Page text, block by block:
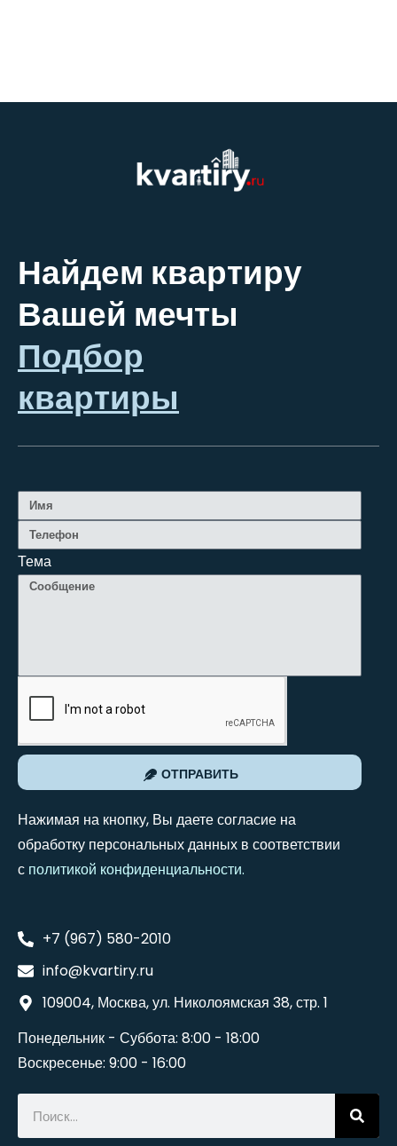
Найдем квартиру
Вашей мечты
Подбор
квартиры
Тема
ОТПРАВИТЬ
Нажимая на кнопку, Вы даете согласие на
обработку персональных данных в соответствии
с политикой конфиденциальности.
+7 (967) 580-2010
info@kvartiry.ru
109004, Москва, ул. Николоямская 38, стр. 1
Понедельник - Суббота: 8:00 - 18:00
Воскресенье: 9:00 - 16:00